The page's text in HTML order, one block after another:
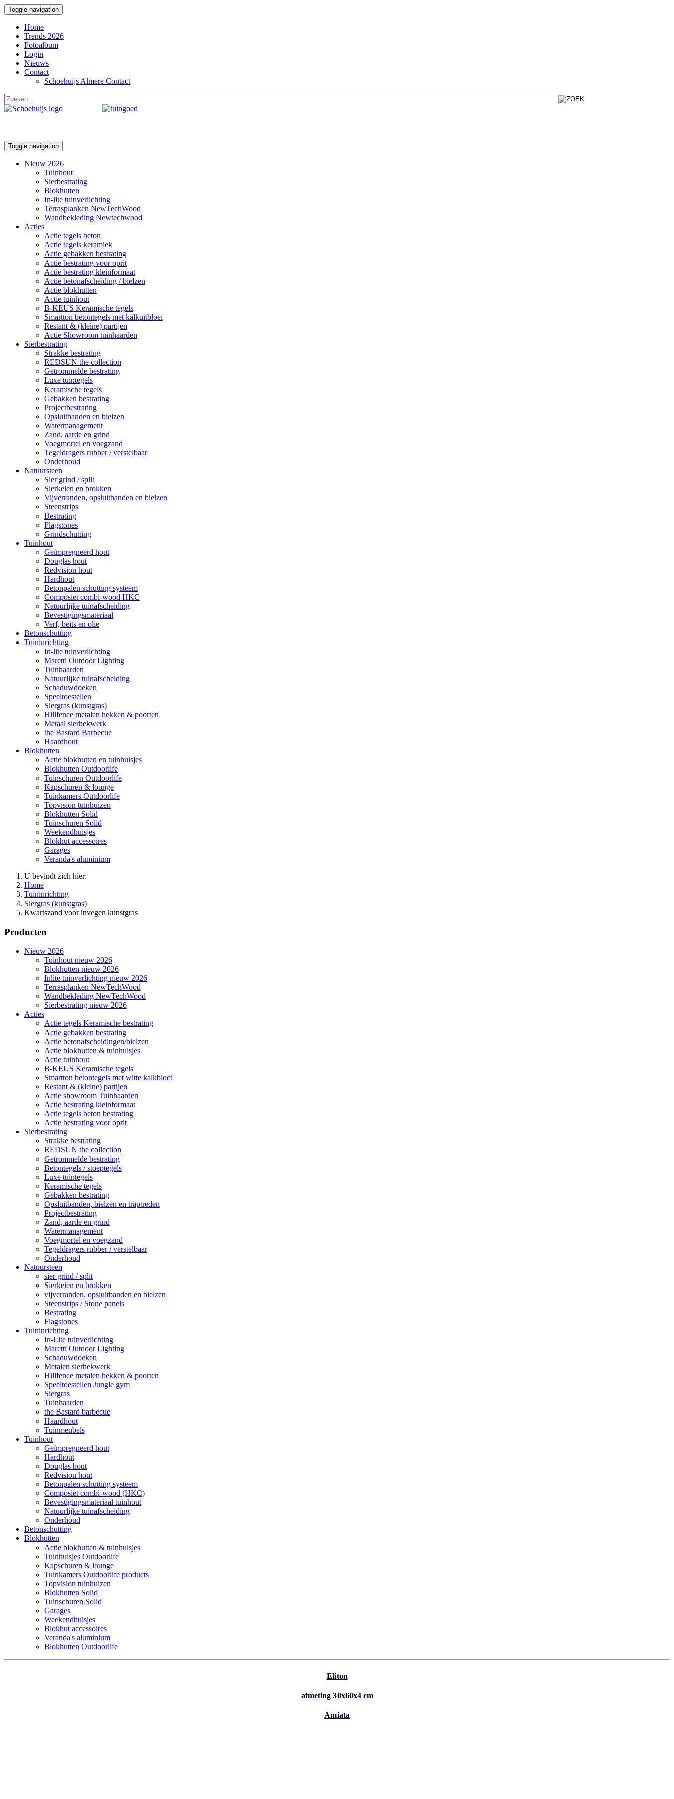
Toggle navigation
Home
Trends 2026
Fotoalbum
Login
Nieuws
Contact
Schoehuijs Almere Contact
Toggle navigation
Nieuw 2026
Tuinhout
Sierbestrating
Blokhutten
In-lite tuinverlichting
Terrasplanken NewTechWood
Wandbekleding Newtechwood
Acties
Actie tegels beton
Actie tegels keramiek
Actie gebakken bestrating
Actie bestrating voor oprit
Actie bestrating kleinformaat
Actie betonafscheiding / bielzen
Actie blokhutten
Actie tuinhout
B-KEUS Keramische tegels
Smartton betontegels met kalkuitbloei
Restant & (kleine) partijen
Actie Showroom tuinhaarden
Sierbestrating
Strakke bestrating
REDSUN the collection
Getrommelde bestrating
Luxe tuintegels
Keramische tegels
Gebakken bestrating
Projectbestrating
Opsluitbanden en bielzen
Watermanagement
Zand, aarde en grind
Voegmortel en voegzand
Tegeldragers rubber / verstelbaar
Onderhoud
Natuursteen
Sier grind / split
Sierkeien en brokken
Vijverranden, opsluitbanden en bielzen
Steenstrips
Bestrating
Flagstones
Grindschutting
Tuinhout
Geïmpregneerd hout
Douglas hout
Redvision hout
Hardhout
Betonpalen schutting systeem
Composiet combi-wood HKC
Natuurlijke tuinafscheiding
Bevestigingsmateriaal
Verf, beits en olie
Betonschutting
Tuininrichting
In-lite tuinverlichting
Maretti Outdoor Lighting
Tuinhaarden
Natuurlijke tuinafscheiding
Schaduwdoeken
Speeltoestellen
Siergras (kunstgras)
Hillfence metalen hekken & poorten
Metaal sierhekwerk
the Bastard Barbecue
Haardhout
Blokhutten
Actie blokhutten en tuinhuisjes
Blokhutten Outdoorlife
Tuinschuren Outdoorlife
Kapschuren & lounge
Tuinkamers Outdoorlife
Topvision tuinhuizen
Blokhutten Solid
Tuinschuren Solid
Weekendhuisjes
Blokhut accessoires
Garages
Veranda's aluminium
U bevindt zich hier:
Home
Tuininrichting
Siergras (kunstgras)
Kwartszand voor invegen kunstgras
Producten
Nieuw 2026
Tuinhout nieuw 2026
Blokhutten nieuw 2026
Inlite tuinverlichting nieuw 2026
Terrasplanken NewTechWood
Wandbekleding NewTechWood
Sierbestrating nieuw 2026
Acties
Actie tegels Keramische bestrating
Actie gebakken bestrating
Actie betonafscheidingen/bielzen
Actie blokhutten & tuinhuisjes
Actie tuinhout
B-KEUS Keramische tegels
Smartton betontegels met witte kalkbloei
Restant & (kleine) partijen
Actie showroom Tuinhaarden
Actie bestrating kleinformaat
Actie tegels beton bestrating
Actie bestrating voor oprit
Sierbestrating
Strakke bestrating
REDSUN the collection
Getrommelde bestrating
Betontegels / stoeptegels
Luxe tuintegels
Keramische tegels
Gebakken bestrating
Opsluitbanden, bielzen en traptreden
Projectbestrating
Zand, aarde en grind
Watermanagement
Voegmortel en voegzand
Tegeldragers rubber / verstelbaar
Onderhoud
Natuursteen
sier grind / split
Sierkeien en brokken
vijverranden, opsluitbanden en bielzen
Steenstrips / Stone panels
Bestrating
Flagstones
Tuininrichting
In-Lite tuinverlichting
Maretti Outdoor Lighting
Schaduwdoeken
Metalen sierhekwerk
Hillfence metalen hekken & poorten
Speeltoestellen Jungle gym
Siergras
Tuinhaarden
the Bastard barbecue
Haardhout
Tuinmeubels
Tuinhout
Geïmpregneerd hout
Hardhout
Douglas hout
Redvision hout
Betonpalen schutting systeem
Composiet combi-wood (HKC)
Bevestigingsmateriaal tuinhout
Natuurlijke tuinafscheiding
Onderhoud
Betonschutting
Blokhutten
Actie blokhutten & tuinhuisjes
Tuinhuisjes Outdoorlife
Kapschuren & lounge
Tuinkamers Outdoorlife products
Topvision tuinhuizen
Blokhutten Solid
Tuinschuren Solid
Garages
Weekendhuisjes
Blokhut accessoires
Veranda's aluminium
Blokhutten Outdoorlife
Eliton
afmeting 30x60x4 cm
Amiata